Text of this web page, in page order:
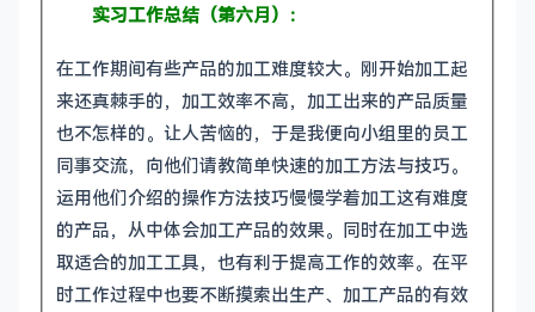
实习工作总结（第六月）：
在工作期间有些产品的加工难度较大。刚开始加工起
来还真棘手的，加工效率不高，加工出来的产品质量
也不怎样的。让人苦恼的，于是我便向小组里的员工
同事交流，向他们请教简单快速的加工方法与技巧。
运用他们介绍的操作方法技巧慢慢学着加工这有难度
的产品，从中体会加工产品的效果。同时在加工中选
取适合的加工工具，也有利于提高工作的效率。在平
时工作过程中也要不断摸索出生产、加工产品的有效